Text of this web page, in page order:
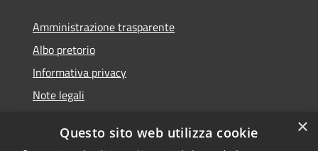
Amministrazione trasparente
Albo pretorio
Informativa privacy
Note legali
Piano di miglioramento del sito
×
Questo sito web utilizza cookie